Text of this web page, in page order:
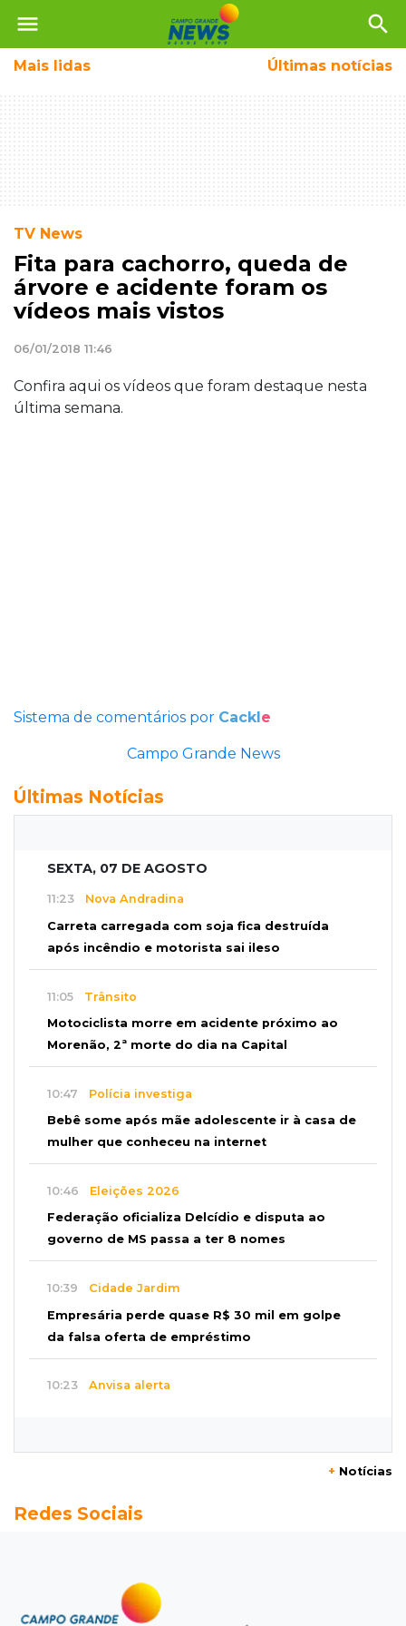
menu search
Mais lidas Últimas notícias
TV News
Fita para cachorro, queda de
árvore e acidente foram os
vídeos mais vistos
06/01/2018 11:46
Confira aqui os vídeos que foram destaque nesta
última semana.
Sistema de comentários por Cackle
Campo Grande News
Últimas Notícias
SEXTA, 07 DE AGOSTO
11:23 Nova Andradina
Carreta carregada com soja fica destruída
após incêndio e motorista sai ileso
11:05 Trânsito
Motociclista morre em acidente próximo ao
Morenão, 2ª morte do dia na Capital
10:47 Polícia investiga
Bebê some após mãe adolescente ir à casa de
mulher que conheceu na internet
10:46 Eleições 2026
Federação oficializa Delcídio e disputa ao
governo de MS passa a ter 8 nomes
10:39 Cidade Jardim
Empresária perde quase R$ 30 mil em golpe
da falsa oferta de empréstimo
10:23 Anvisa alerta
Superávit comercial de MS cresce 17,8% com
Arte com a escrita
Concurso de Poesias anuncia vencedores e
+ Notícias
Redes Sociais